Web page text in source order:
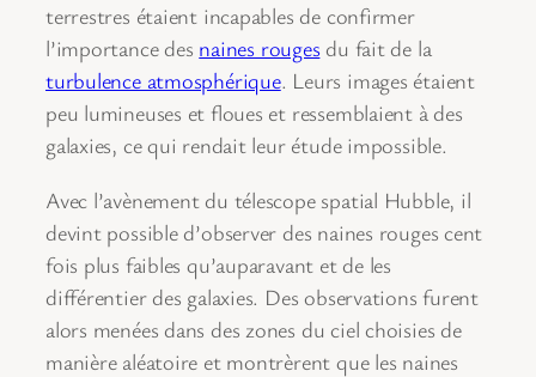
terrestres étaient incapables de confirmer
l’importance des naines rougesdu fait de la
turbulence atmosphérique. Leurs images étaient
peu lumineuses et floues et ressemblaient à des
galaxies, ce qui rendait leur étude impossible.
Avec l’avènement du télescope spatial Hubble, il
devint possible d’observer des naines rouges cent
fois plus faibles qu’auparavant et de les
différentier des galaxies. Des observations furent
alors menées dans des zones du ciel choisies de
manière aléatoire et montrèrent que les naines